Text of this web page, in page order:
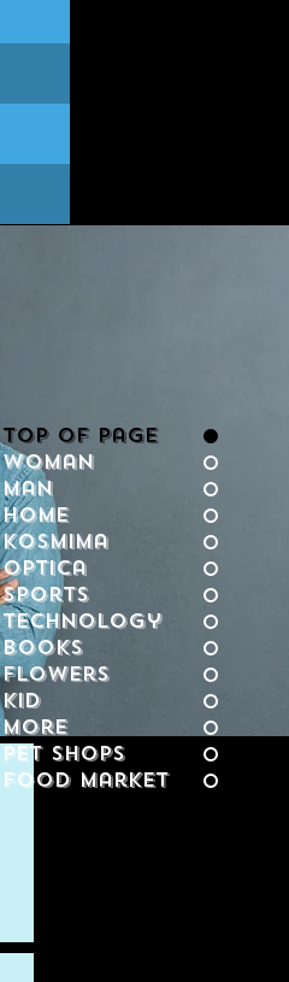
Top of Page
Woman
Man
Home
Kosmima
Optica
Sports
Technology
Books
Flowers
KID
More
Pet Shops
Food Market